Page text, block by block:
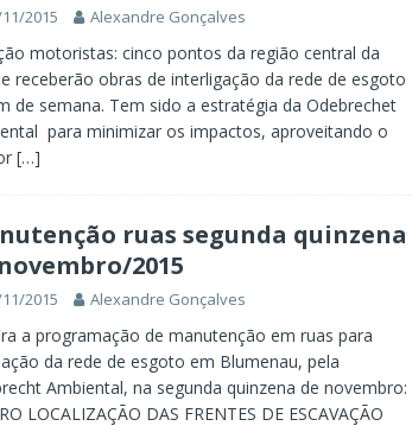
2015 Alexandre Gonçalves
motoristas: cinco pontos da região central da
receberão obras de interligação da rede de esgoto
de semana. Tem sido a estratégia da Odebrechet
para minimizar os impactos, aproveitando o
[…]
ruas segunda quinzena
2015
2015 Alexandre Gonçalves
a programação de manutenção em ruas para
da rede de esgoto em Blumenau, pela
Ambiental, na segunda quinzena de novembro:
LOCALIZAÇÃO DAS FRENTES DE ESCAVAÇÃO